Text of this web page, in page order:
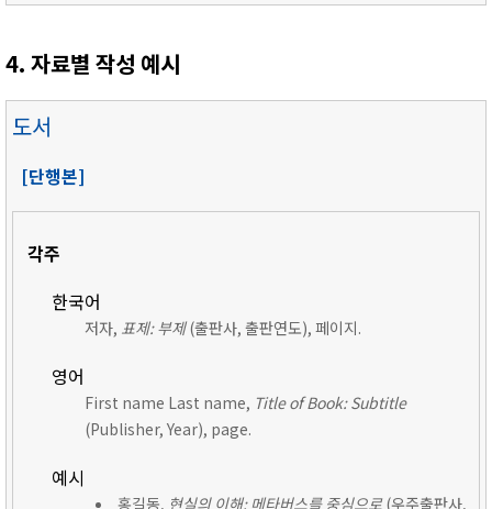
4. 자료별 작성 예시
도서
[단행본]
각주
한국어
저자, 표제: 부제(출판사, 출판연도), 페이지.
영어
First name Last name, Title of Book: Subtitle
(Publisher, Year), page.
예시
홍길동, 현실의 이해: 메타버스를 중심으로(우주출판사,